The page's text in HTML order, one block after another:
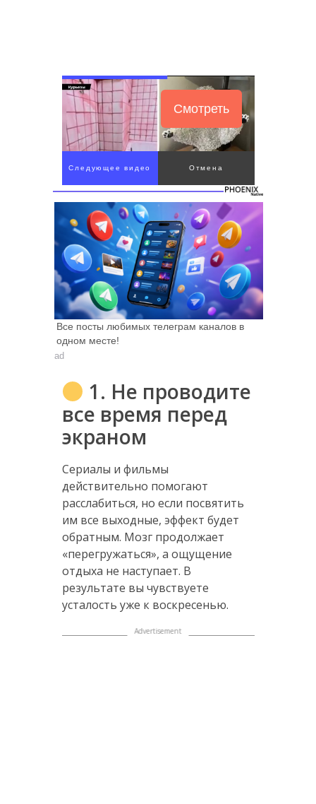
Смотреть
Следующее видео Отмена
Все посты любимых телеграм каналов в
одном месте!
ad
1. Не проводите
все время перед
экраном
Сериалы и фильмы
действительно помогают
расслабиться, но если посвятить
им все выходные, эффект будет
обратным. Мозг продолжает
«перегружаться», а ощущение
отдыха не наступает. В
результате вы чувствуете
усталость уже к воскресенью.